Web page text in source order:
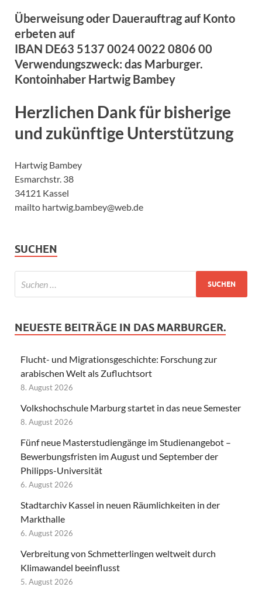
Überweisung oder Dauerauftrag auf Konto
erbeten auf
IBAN DE63 5137 0024 0022 0806 00
Verwendungszweck: das Marburger.
Kontoinhaber Hartwig Bambey
Herzlichen Dank für bisherige
und zukünftige Unterstützung
Hartwig Bambey
Esmarchstr. 38
34121 Kassel
mailto hartwig.bambey@web.de
SUCHEN
NEUESTE BEITRÄGE IN DAS MARBURGER.
Flucht- und Migrationsgeschichte: Forschung zur
arabischen Welt als Zufluchtsort
8. August 2026
Volkshochschule Marburg startet in das neue Semester
8. August 2026
Fünf neue Masterstudiengänge im Studienangebot –
Bewerbungsfristen im August und September der
Philipps-Universität
6. August 2026
Stadtarchiv Kassel in neuen Räumlichkeiten in der
Markthalle
6. August 2026
Verbreitung von Schmetterlingen weltweit durch
Klimawandel beeinflusst
5. August 2026